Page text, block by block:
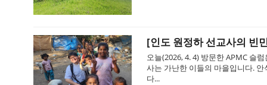
[인도 원정하 선교사의 빈
오늘(2026, 4. 4) 방문한 APMC 슬
사는 가난한 이들의 마을입니다.
다...